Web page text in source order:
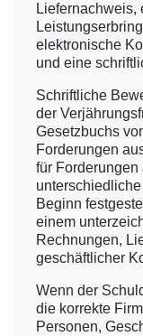
Liefernachweis,
elektronische
und eine
Schriftliche
der
Gesetzbuchs
Forderungen
für Forderungen
Beginn
einem
Rechnungen,
geschäftlicher
Wenn der
die korrekte
Personen,